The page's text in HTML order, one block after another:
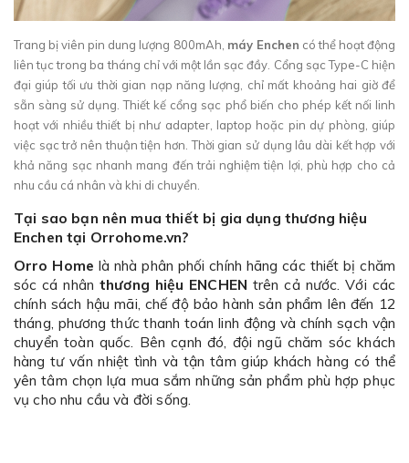
Trang bị viên pin dung lượng 800mAh, máy Enchen có thể hoạt động
liên tục trong ba tháng chỉ với một lần sạc đầy. Cổng sạc Type-C hiện
đại giúp tối ưu thời gian nạp năng lượng, chỉ mất khoảng hai giờ để
sẵn sàng sử dụng. Thiết kế cổng sạc phổ biến cho phép kết nối linh
hoạt với nhiều thiết bị như adapter, laptop hoặc pin dự phòng, giúp
việc sạc trở nên thuận tiện hơn. Thời gian sử dụng lâu dài kết hợp với
khả năng sạc nhanh mang đến trải nghiệm tiện lợi, phù hợp cho cả
nhu cầu cá nhân và khi di chuyển.
Tại sao bạn nên mua thiết bị gia dụng thương hiệu
Enchen tại Orrohome.vn?
Orro Home là nhà phân phối chính hãng các thiết bị chăm
sóc cá nhân thương hiệu ENCHEN trên cả nước. Với các
chính sách hậu mãi, chế độ bảo hành sản phẩm lên đến 12
tháng, phương thức thanh toán linh động và chính sạch vận
chuyển toàn quốc. Bên cạnh đó, đội ngũ chăm sóc khách
hàng tư vấn nhiệt tình và tận tâm giúp khách hàng có thể
yên tâm chọn lựa mua sắm những sản phẩm phù hợp phục
vụ cho nhu cầu và đời sống.